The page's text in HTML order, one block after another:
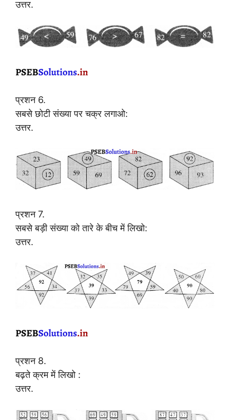
उत्तर.
प्रशन 6.
सबसे छोटी संख्या पर चक्र लगाओ:
उत्तर.
प्रशन 7.
सबसे बड़ी संख्या को तारे के बीच में लिखो:
उत्तर.
प्रशन 8.
बढ़ते क्रम में लिखो :
उत्तर.